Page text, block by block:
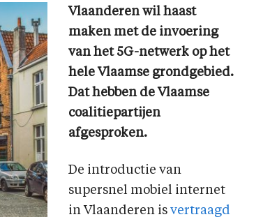
Vlaanderen wil haast
maken met de invoering
van het 5G-netwerk op het
hele Vlaamse grondgebied.
Dat hebben de Vlaamse
coalitiepartijen
afgesproken.
De introductie van
supersnel mobiel internet
in Vlaanderen is vertraagd